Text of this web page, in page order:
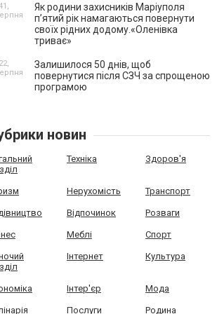
Як родини захисників Маріуполя
пʼятий рік намагаються повернути
своїх рідних додому.«Оленівка
триває»
Залишилося 50 днів, щоб
повернутися після СЗЧ за спрощеною
програмою
новин
Техніка Здоров'я
Нерухомість Транспорт
Відпочинок Розваги
Меблі Спорт
Інтернет Культура
Інтер'єр Мода
Послуги Родина